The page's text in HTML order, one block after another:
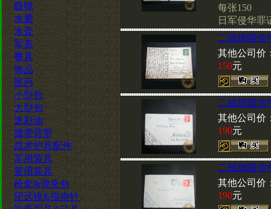
眼镜
水囊
水壶
军表
餐具
饰品
医药
小型包
大型包
迷彩油
腰带背带
战术护具配件
军用装具
警用装具
枪套&弹夹包
望远镜&指南针
每张150
日军侵华罪
二战德国信
其他公司价
150元
二战德国信
其他公司价
190元
二战德国信
其他公司价
190元